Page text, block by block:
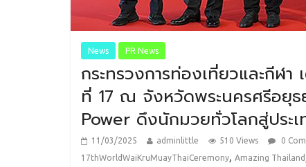
News PR News
กระทรวงการท่องเที่ยวและกีฬ
ที่ 17 ณ จังหวัดพระนครศรีอยุ
Power ดึงนักมวยทั่วโลกสู่ประเ
11/03/2025 adminlittle 510 Views 0
17thWorldWaiKruMuayThaiCeremony, Amazing Thailand